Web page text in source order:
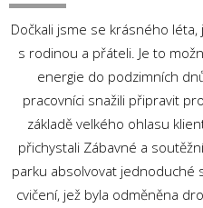
Dočkali jsme se krásného
s rodinou a přáteli. Je to
energie do podzimních
pracovníci snažili připravit
základě velkého ohlasu
přichystali Zábavné a
parku absolvovat jednoduché
cvičení, jež byla odměněna